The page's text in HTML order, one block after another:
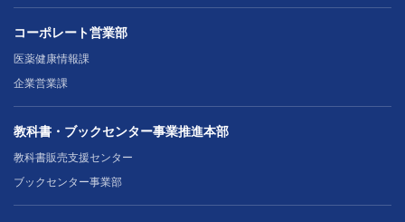
コーポレート営業部
医薬健康情報課
企業営業課
教科書・ブックセンター事業推進本部
教科書販売支援センター
ブックセンター事業部